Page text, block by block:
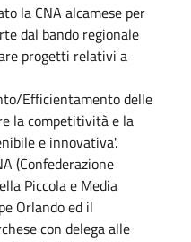
la CNA alcamese per
dal bando regionale
progetti relativi a
Efficientamento delle
la competitività e la
e innovativa'.
(Confederazione
Piccola e Media
Orlando ed il
con delega alle